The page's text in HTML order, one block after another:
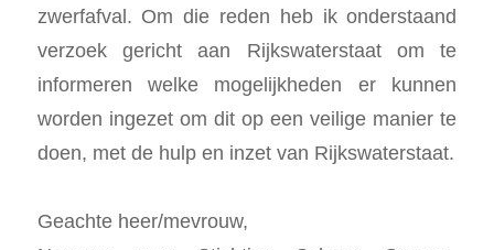
zwerfafval. Om die reden heb ik onderstaand
verzoek gericht aan Rijkswaterstaat om te
informeren welke mogelijkheden er kunnen
worden ingezet om dit op een veilige manier te
doen, met de hulp en inzet van Rijkswaterstaat.
Geachte heer/mevrouw,